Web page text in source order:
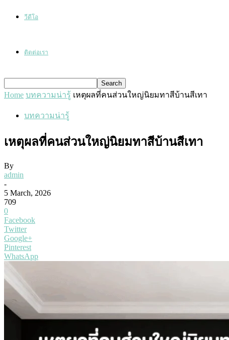
วีดีโอ
ติดต่อเรา
Home บทความน่ารู้ เหตุผลที่คนส่วนใหญ่นิยมทาสีบ้านสีเทา
บทความน่ารู้
เหตุผลที่คนส่วนใหญ่นิยมทาสีบ้านสีเทา
By
admin
-
5 March, 2026
709
0
Facebook
Twitter
Google+
Pinterest
WhatsApp